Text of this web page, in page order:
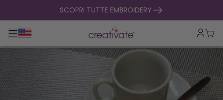
salta al contenutoSCOPRI TUTTE EMBROIDERY
Toggle navigazione principale